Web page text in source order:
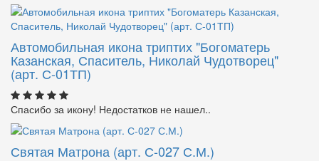
Автомобильная икона триптих "Богоматерь
Казанская, Спаситель, Николай Чудотворец"
(арт. С-01ТП)
Спасибо за икону! Недостатков не нашел..
Святая Матрона (арт. С-027 С.М.)